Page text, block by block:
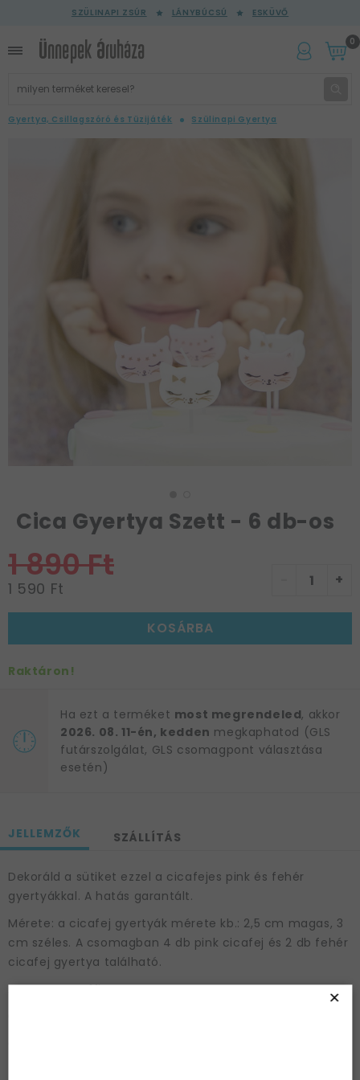
SZÜLINAPI ZSÚR LÁNYBÚCSÚ ESKÜVŐ
0
Gyertya, Csillagszóró és Tüzijáték Szülinapi Gyertya
Cica Gyertya Szett - 6 db-os
1 890 Ft
1 590 Ft +
KOSÁRBA
Raktáron!
Ha ezt a terméket most megrendeled, akkor
2026. 08. 11-én, kedden megkaphatod (GLS
futárszolgálat, GLS csomagpont választása
esetén)
JELLEMZŐK SZÁLLÍTÁS
Dekoráld a sütiket ezzel a cicafejes pink és fehér
gyertyákkal. A hatás garantált.
Mérete: a cicafej gyertyák mérete kb.: 2,5 cm magas, 3
cm széles. A csomagban 4 db pink cicafej és 2 db fehér
cicafej gyertya található.
Anyaga: paraffin.
×